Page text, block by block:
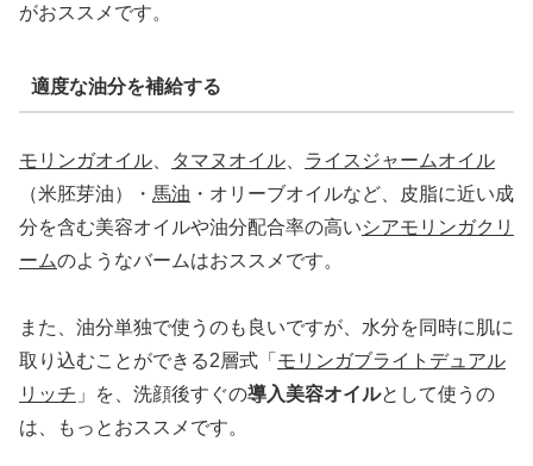
がおススメです。
適度な油分を補給する
モリンガオイル タマヌオイル
ライスジャームオイル
（米胚芽油）・ 馬油 ・オリーブオイルなど、皮脂に近い成
分を含む美容オイルや油分配合率の高いシアモリンガクリ
ームのようなバームはおススメです。
また、油分単独で使うのも良いですが、水分を同時に肌に
取り込むことができる2層式「 モリンガブライトデュアル
リッチ 」を、洗顔後すぐの導入美容オイルとして使うの
は、もっとおススメです。